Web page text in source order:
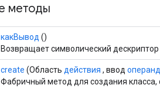
методы
какВывод ()
Возвращает символический дескриптор
create (Область действия , ввод
Фабричный метод для создания